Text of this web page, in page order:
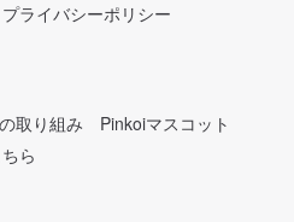
プライバシーポリシー
取り組み
Pinkoiマスコット
ら